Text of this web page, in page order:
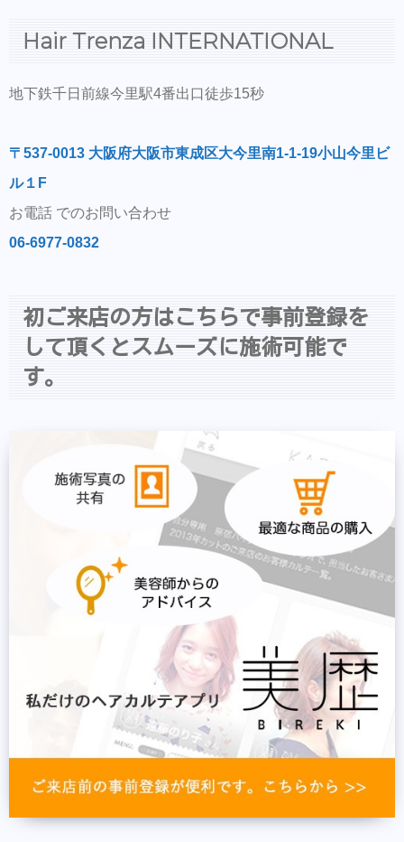
Hair Trenza INTERNATIONAL
地下鉄千日前線今里駅4番出口徒歩15秒
〒537-0013 大阪府大阪市東成区大今里南1-1-19小山今里ビ
ル１F
お電話 でのお問い合わせ
06-6977-0832
初ご来店の方はこちらで事前登録を
して頂くとスムーズに施術可能で
す。